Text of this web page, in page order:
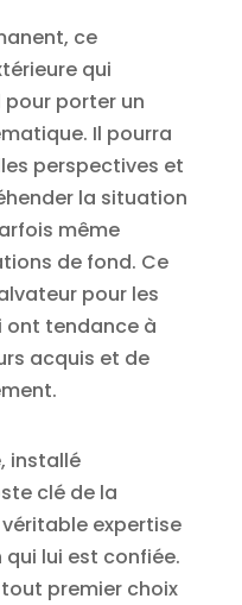
ce
qui
pour porter un
Il pourra
perspectives et
la situation
même
de fond. Ce
pour les
ont tendance à
acquis et de
installé
clé de la
expertise
lui est confiée.
premier choix